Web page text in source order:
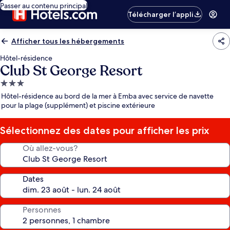
Passer au contenu principal
Télécharger l’appli
Afficher tous les hébergements
Hôtel-résidence
Club St George Resort
Hébergement
3.0 étoiles
Hôtel-résidence au bord de la mer à Emba avec service de navette
pour la plage (supplément) et piscine extérieure
Sélectionnez des dates pour afficher les prix
Où allez-vous?
Dates
Personnes